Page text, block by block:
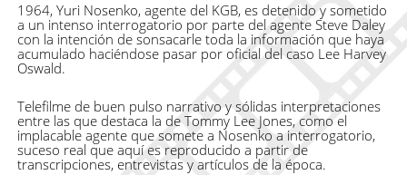
1964, Yuri Nosenko, agente del KGB, es detenido y sometido
a un intenso interrogatorio por parte del agente Steve Daley
con la intención de sonsacarle toda la información que haya
acumulado haciéndose pasar por oficial del caso Lee Harvey
Oswald.
Telefilme de buen pulso narrativo y sólidas interpretaciones
entre las que destaca la de Tommy Lee Jones, como el
implacable agente que somete a Nosenko a interrogatorio,
suceso real que aquí es reproducido a partir de
transcripciones, entrevistas y artículos de la época.